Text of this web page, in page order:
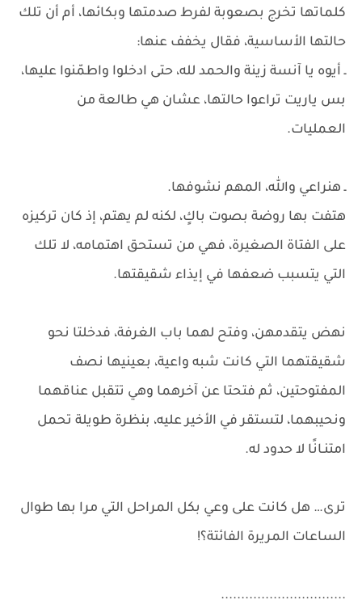
كلماتها تخرج بصعوبة لفرط صدمتها وبكائها، أم أن تلك
حالتها الأساسية، فقال يخفف عنها:
ـ أيوه يا آنسة زينة والحمد لله، حتى ادخلوا واطمّنوا عليها،
بس ياريت تراعوا حالتها، عشان هي طالعة من
العمليات.
ـ هنراعي والله، المهم نشوفها.
هتفت بها روضة بصوت باكٍ، لكنه لم يهتم، إذ كان تركيزه
على الفتاة الصغيرة، فهي من تستحق اهتمامه، لا تلك
التي يتسبب ضعفها في إيذاء شقيقتها.
نهض يتقدمهن، وفتح لهما باب الغرفة، فدخلتا نحو
شقيقتهما التي كانت شبه واعية، بعينيها نصف
المفتوحتين، ثم فتحتا عن آخرهما وهي تتقبل عناقهما
ونحيبهما، لتستقر في الأخير عليه، بنظرة طويلة تحمل
امتنـانًا لا حدود له.
ترى… هل كانت على وعي بكل المراحل التي مرا بها طوال
الساعات المريرة الفائتة؟!
...............................